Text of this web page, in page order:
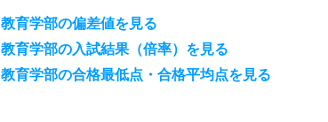
教育学部の偏差値を見る
教育学部の入試結果（倍率）を見る
教育学部の合格最低点・合格平均点を見る